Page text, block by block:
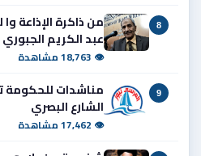
8
من ذاكرة الإذاعة وا
عبد الكريم الجبوري
👁 18,763 مشاهدة
9
مناشدات للحكومة
الشارع البصري
👁 17,462 مشاهدة